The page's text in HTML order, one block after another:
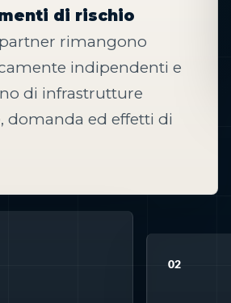
di rischio
rimangono
indipendenti e
di infrastrutture
domanda ed effetti di
02